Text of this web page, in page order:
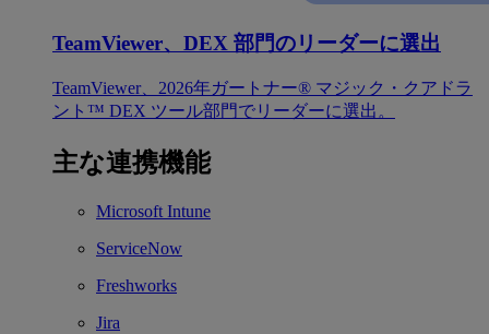
TeamViewer、DEX 部門のリーダーに選出
TeamViewer、2026年ガートナー® マジック・クアドラ
ント™ DEX ツール部門でリーダーに選出。
主な連携機能
Microsoft Intune
ServiceNow
Freshworks
Jira